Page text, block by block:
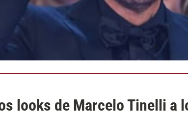
looks de Marcelo Tinelli a